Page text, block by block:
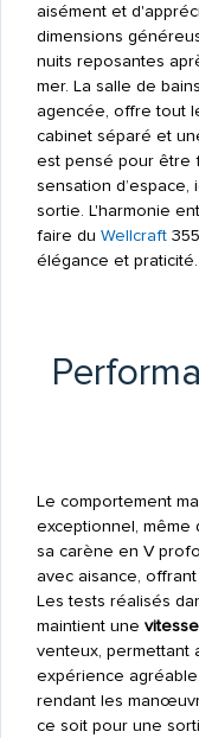
aisément et
dimensions
nuits reposantes
mer. La salle de
agencée, offre tout
cabinet séparé et
est pensé pour être
sensation
sortie. L'harmonie
faire du Wellcraft
élégance et praticité.
Le comportement
exceptionnel, même
sa carène en V
avec aisance,
Les tests réalisés
maintient une
venteux, permettant
expérience
rendant les
ce soit pour une